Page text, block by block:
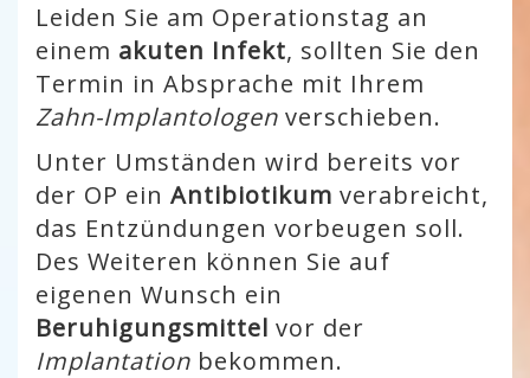
Leiden Sie am Operationstag an
einem akuten Infekt, sollten Sie den
Termin in Absprache mit Ihrem
Zahn-Implantologen verschieben.
Unter Umständen wird bereits vor
der OP ein Antibiotikum verabreicht,
das Entzündungen vorbeugen soll.
Des Weiteren können Sie auf
eigenen Wunsch ein
Beruhigungsmittel vor der
Implantation bekommen.